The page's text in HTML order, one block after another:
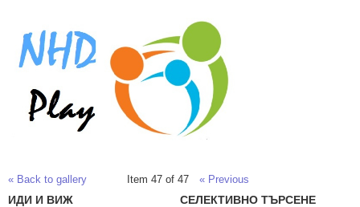
« Back to gallery Item 47 of 47 « Previous
ИДИ И ВИЖ СЕЛЕКТИВНО ТЪРСЕНЕ